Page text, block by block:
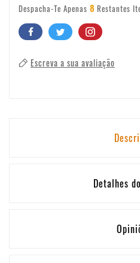
Despacha-Te Apenas 8 Restantes
Escreva a sua avaliação
Detalhes